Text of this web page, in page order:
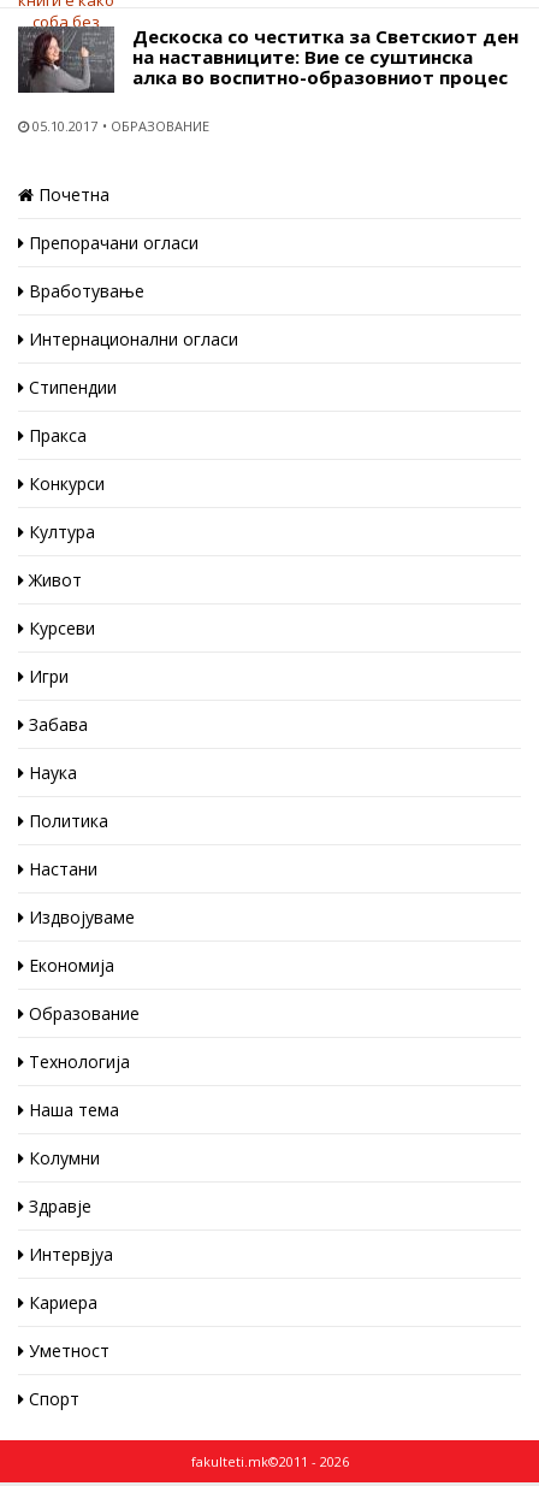
Дескоска со честитка за Светскиот ден
на наставниците: Вие се суштинска
алка во воспитно-образовниот процес
05.10.2017 ОБРАЗОВАНИЕ
Почетна
Препорачани огласи
Вработување
Интернационални огласи
Стипендии
Пракса
Конкурси
Култура
Живот
Курсеви
Игри
Забава
Наука
Политика
Настани
Издвојуваме
Економија
Образование
Технологија
Наша тема
Колумни
Здравје
Интервјуа
Кариера
Уметност
Спорт
fakulteti.mk©2011 - 2026